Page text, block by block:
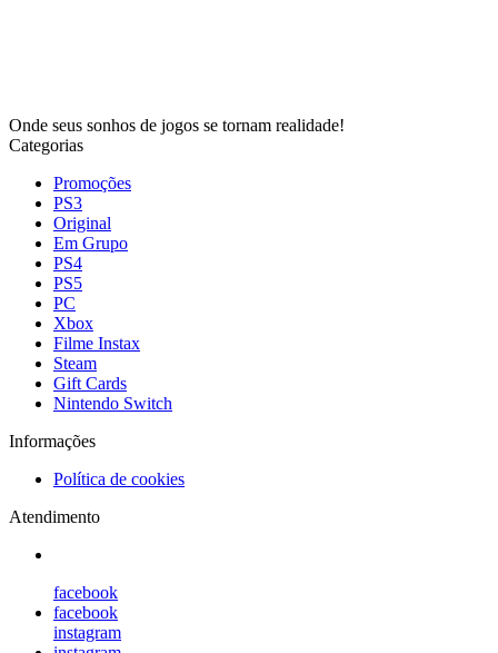
Onde seus sonhos de jogos se tornam realidade!
Categorias
Promoções
PS3
Original
Em Grupo
PS4
PS5
PC
Xbox
Filme Instax
Steam
Gift Cards
Nintendo Switch
Informações
Política de cookies
Atendimento
facebook
facebook
instagram